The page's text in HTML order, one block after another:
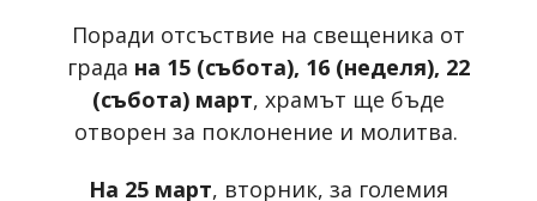
Поради отсъствие на свещеника от
града на 15 (събота), 16 (неделя), 22
(събота) март, храмът ще бъде
отворен за поклонение и молитва.
На 25 март, вторник, за големия